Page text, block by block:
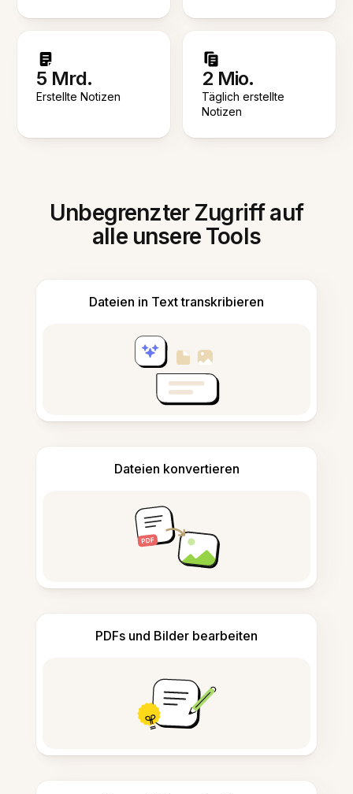
5 Mrd.
Erstellte Notizen
2 Mio.
Täglich erstellte
Notizen
Unbegrenzter Zugriff auf
alle unsere Tools
Dateien in Text transkribieren
Dateien konvertieren
PDFs und Bilder bearbeiten